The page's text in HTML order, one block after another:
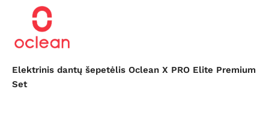
Elektrinis dantų šepetėlis Oclean X PRO Elite Premium
Set